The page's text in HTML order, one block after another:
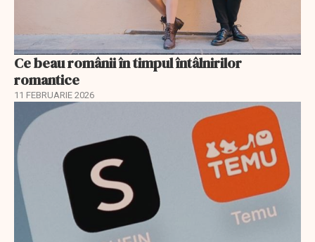
Ce beau românii în timpul întâlnirilor
romantice
11 FEBRUARIE 2026